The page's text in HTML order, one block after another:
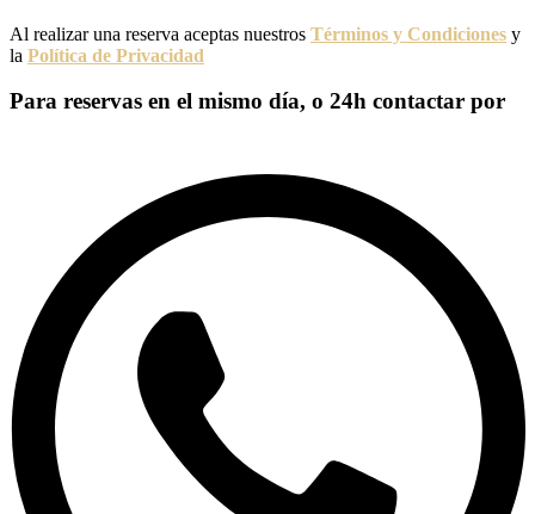
Al realizar una reserva aceptas nuestros Términos y Condiciones y
la Política de Privacidad
Para reservas en el mismo día, o 24h contactar por